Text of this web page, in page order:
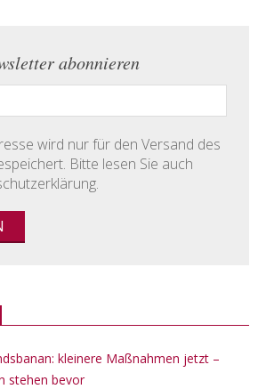
abonnieren
wird nur für den Versand des
Bitte lesen Sie auch
kleinere Maßnahmen jetzt –
stehen bevor